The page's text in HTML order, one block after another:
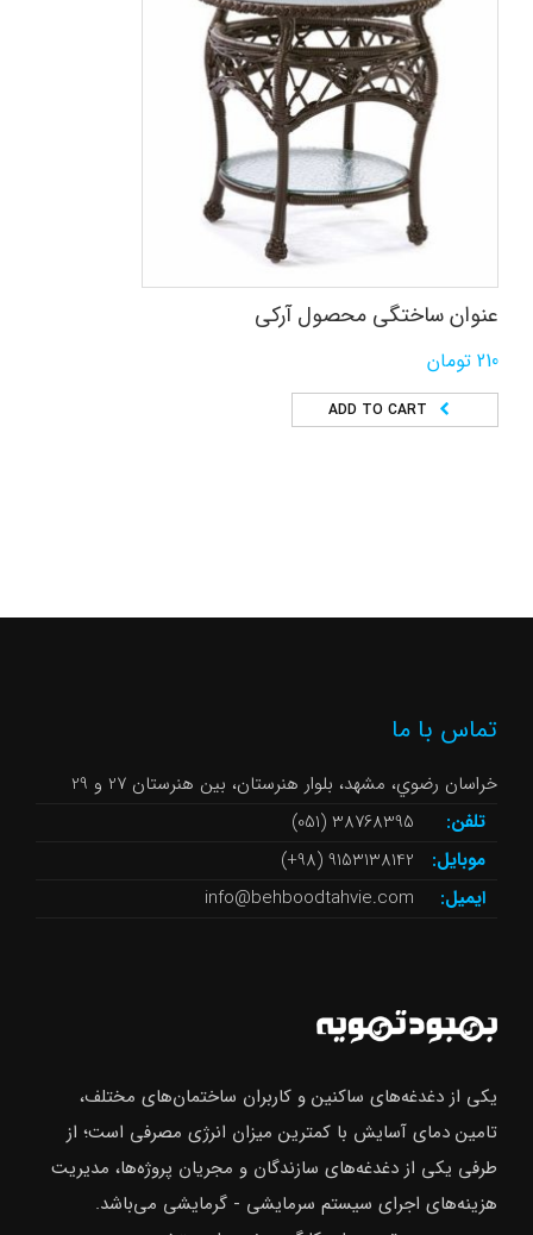
عنوان ساختگی محصول آرکی
210 تومان
ADD TO CART
تماس با ما
خراسان رضوي، مشهد، بلوار هنرستان، بین هنرستان 27 و 29
تلفن:
38768395 (051)
موبایل:
9153138142 (98+)
ایمیل:
info@behboodtahvie.com
یکی از دغدغه‌های ساکنین و کاربران ساختمان‌های مختلف،
تامین دمای آسایش با کمترین میزان انرژی مصرفی است؛ از
طرفی یکی از دغدغه‌های سازندگان و مجریان پروژه‌ها، مدیریت
هزینه‌های اجرای سیستم سرمایشی - گرمایشی می‌باشد.